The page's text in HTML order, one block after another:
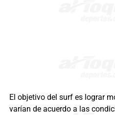
El objetivo del surf es lograr
varían de acuerdo a las